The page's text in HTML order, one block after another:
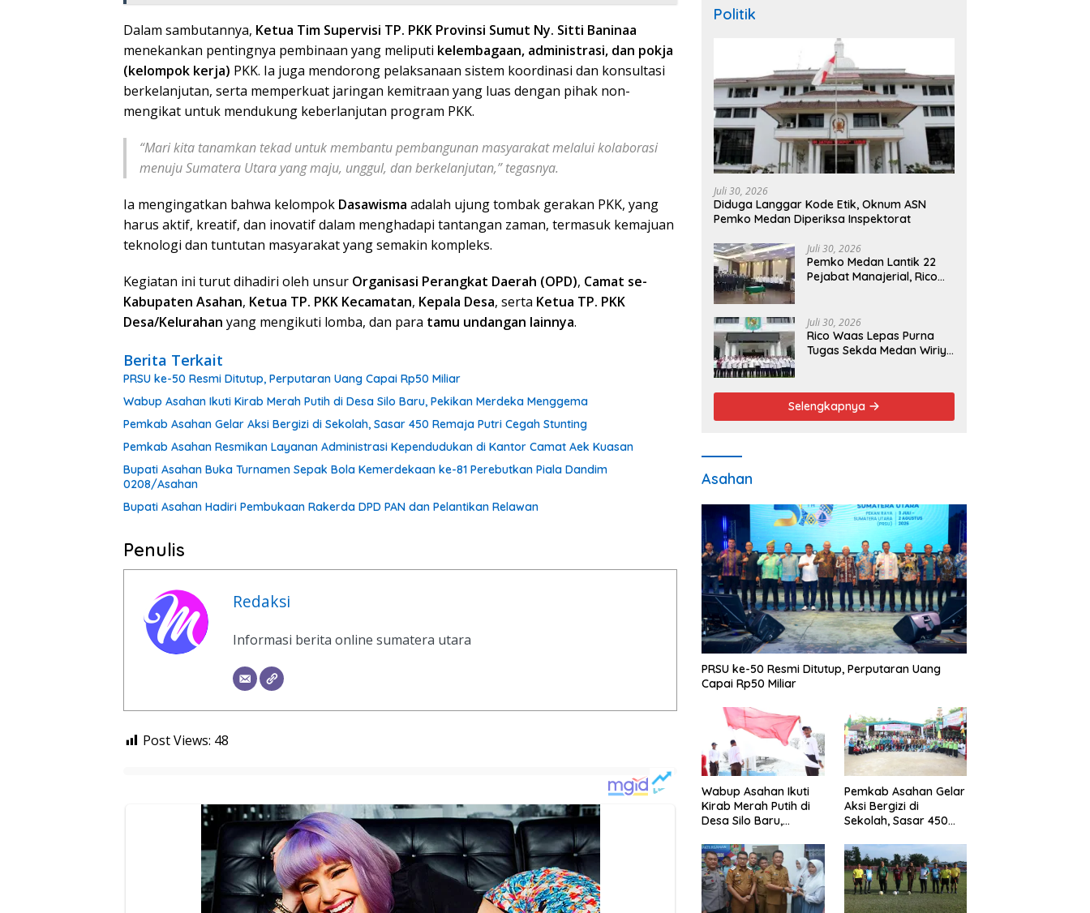
Dalam sambutannya, Ketua Tim Supervisi TP. PKK Provinsi Sumut Ny. Sitti Baninaa
menekankan pentingnya pembinaan yang meliputi kelembagaan, administrasi, dan pokja
(kelompok kerja) PKK. Ia juga mendorong pelaksanaan sistem koordinasi dan konsultasi
berkelanjutan, serta memperkuat jaringan kemitraan yang luas dengan pihak non-
mengikat untuk mendukung keberlanjutan program PKK.
“Mari kita tanamkan tekad untuk membantu pembangunan masyarakat melalui kolaborasi
menuju Sumatera Utara yang maju, unggul, dan berkelanjutan,” tegasnya.
Ia mengingatkan bahwa kelompok Dasawisma adalah ujung tombak gerakan PKK, yang
harus aktif, kreatif, dan inovatif dalam menghadapi tantangan zaman, termasuk kemajuan
teknologi dan tuntutan masyarakat yang semakin kompleks.
Kegiatan ini turut dihadiri oleh unsur Organisasi Perangkat Daerah (OPD), Camat se-
Kabupaten Asahan, Ketua TP. PKK Kecamatan, Kepala Desa, serta Ketua TP. PKK
Desa/Kelurahan yang mengikuti lomba, dan para tamu undangan lainnya.
Berita Terkait
PRSU ke-50 Resmi Ditutup, Perputaran Uang Capai Rp50 Miliar
Wabup Asahan Ikuti Kirab Merah Putih di Desa Silo Baru, Pekikan Merdeka Menggema
Pemkab Asahan Gelar Aksi Bergizi di Sekolah, Sasar 450 Remaja Putri Cegah Stunting
Pemkab Asahan Resmikan Layanan Administrasi Kependudukan di Kantor Camat Aek Kuasan
Bupati Asahan Buka Turnamen Sepak Bola Kemerdekaan ke-81 Perebutkan Piala Dandim
0208/Asahan
Bupati Asahan Hadiri Pembukaan Rakerda DPD PAN dan Pelantikan Relawan
Penulis
Redaksi
Informasi berita online sumatera utara
Post Views: 48
Politik
Juli 30, 2026
Diduga Langgar Kode Etik, Oknum ASN
Pemko Medan Diperiksa Inspektorat
Juli 30, 2026
Pemko Medan Lantik 22
Pejabat Manajerial, Rico
Transparan
Juli 30, 2026
Rico Waas Lepas Purna
Tugas Sekda Medan Wiriya
Berakhir
Selengkapnya
Asahan
PRSU ke-50 Resmi Ditutup, Perputaran Uang
Capai Rp50 Miliar
Wabup Asahan Ikuti
Kirab Merah Putih di
Desa Silo Baru,
Menggema
Pemkab Asahan Gelar
Aksi Bergizi di
Sekolah, Sasar 450
Stunting